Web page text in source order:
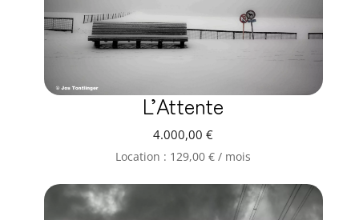
L’Attente
4.000,00€
Location : 129,00€ / mois